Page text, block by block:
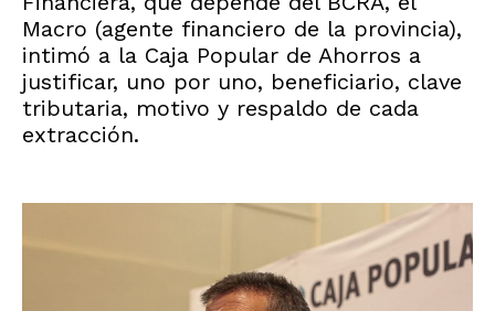
Macro (agente financiero de la provincia),
intimó a la Caja Popular de Ahorros a
justificar, uno por uno, beneficiario, clave
tributaria, motivo y respaldo de cada
extracción.